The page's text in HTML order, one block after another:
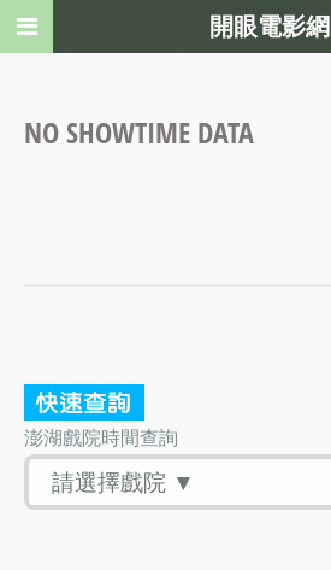
NO SHOWTIME DATA
澎湖戲院時間查詢
開眼電影網